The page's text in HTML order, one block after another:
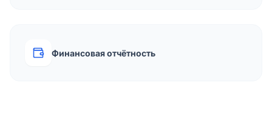
Финансовая отчётность